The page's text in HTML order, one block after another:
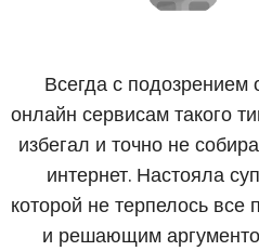
Всегда с подозрением
онлайн сервисам такого
избегал и точно не
интернет. Настояла
которой не терпелось все
и решающим